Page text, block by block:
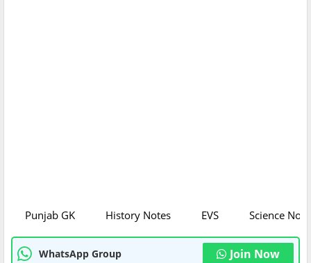
Punjab GK History Notes EVS Science
WhatsApp Group Join Now